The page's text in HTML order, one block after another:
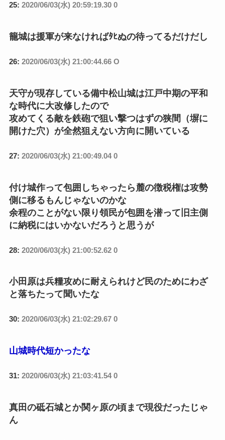
25: 2020/06/03(水) 20:59:19.30 0
籠城は援軍が来なければﾀﾋぬの待ってるだけだし
26: 2020/06/03(水) 21:00:44.66 O
天守が現存している備中松山城は江戸中期の平和
な時代に大改修したので
攻めてくる敵を鉄砲で狙い撃つはずの狭間（塀に
開けた穴）が全然狙えない方向に開いている
27: 2020/06/03(水) 21:00:49.04 0
付け城作って包囲しちゃったら麓の徴税権は攻勢
側に移るもんじゃないのかな
余程のことがない限り領民が包囲を潜って旧主側
に納税にはいかないだろうと思うが
28: 2020/06/03(水) 21:00:52.62 0
小田原は兵糧攻めに耐えられけど民のためにわざ
と落ちたって聞いたな
30: 2020/06/03(水) 21:02:29.67 0
山城時代短かったな
31: 2020/06/03(水) 21:03:41.54 0
真田の砥石城とか関ヶ原の頃まで現役だったじゃ
ん